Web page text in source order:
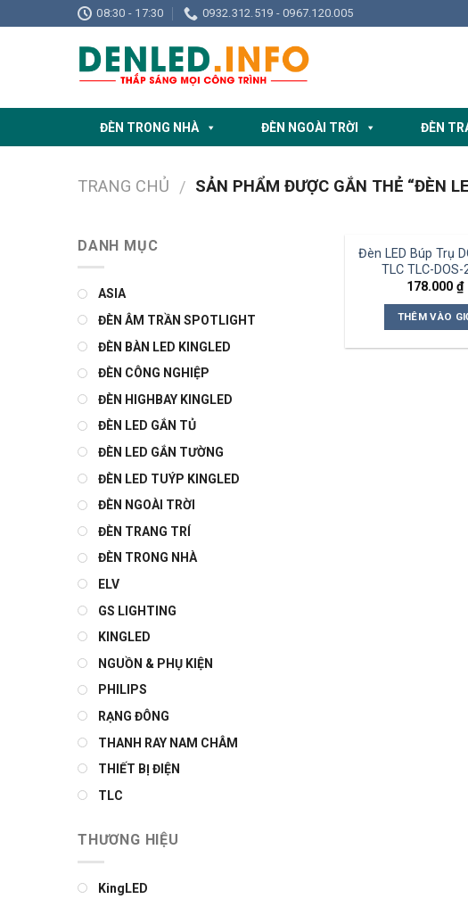
to
08:30 - 17:30 0932.312.519 - 0967.120.005
ĐÈN TRONG NHÀ ĐÈN NGOÀI TRỜI ĐÈN
TRANG CHỦ / SẢN PHẨM ĐƯỢC GẮN THẺ “ĐÈN
DANH MỤC
ASIA
ĐÈN ÂM TRẦN SPOTLIGHT
ĐÈN BÀN LED KINGLED
ĐÈN CÔNG NGHIỆP
ĐÈN HIGHBAY KINGLED
ĐÈN LED GẮN TỦ
ĐÈN LED GẮN TƯỜNG
ĐÈN LED TUÝP KINGLED
ĐÈN NGOÀI TRỜI
ĐÈN TRANG TRÍ
ĐÈN TRONG NHÀ
ELV
GS LIGHTING
KINGLED
NGUỒN & PHỤ KIỆN
PHILIPS
RẠNG ĐÔNG
THANH RAY NAM CHÂM
THIẾT BỊ ĐIỆN
TLC
THƯƠNG HIỆU
KingLED
Đèn LED Búp Trụ
TLC TLC-DOS-
178.000₫
THÊM VÀO